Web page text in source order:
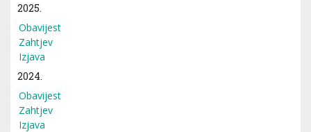
2025.
Obavijest
Zahtjev
Izjava
2024.
Obavijest
Zahtjev
Izjava